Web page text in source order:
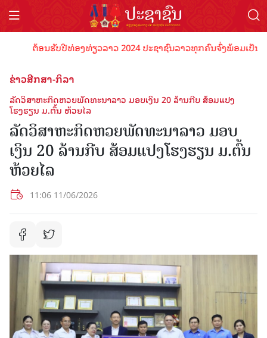
ຕ້ອນຮັບປີທ່ອງທ່ຽວລາວ 2024 ປະຊາຊົນລາວທຸກຄົນຈົ່ງພ້ອມເປັນເ
ຂ່າວສືກສາ-ກິລາ
ລັດວິສາຫະກິດຫວຍພັດທະນາລາວ ມອບເງິນ 20 ລ້ານກີບ ສ້ອມແປງ
ໂຮງຮຽນ ມ.ຕົ້ນ ຫ້ວຍໄລ
ລັດວິສາຫະກິດຫວຍພັດທະນາລາວ ມອບ
ເງິນ 20 ລ້ານກີບ ສ້ອມແປງໂຮງຮຽນ ມ.ຕົ້ນ
ຫ້ວຍໄລ
11:06 11/06/2026